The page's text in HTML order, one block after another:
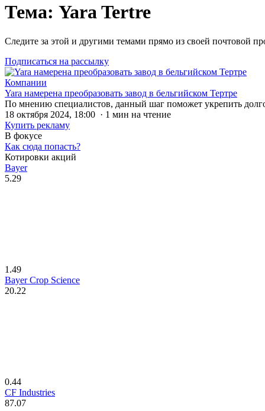
Тема: Yara Tertre
Следите за этой и другими темами прямо из своей почтовой
Подписаться на рассылку
Компании
Yara намерена преобразовать завод в бельгийском Тертре
По мнению специалистов, данный шаг поможет укрепить
18 октября 2024, 18:00 · 1 мин на чтение
Купить рекламу
В фокусе
Как сюда попасть?
Котировки акций
Bayer
5.29
1.49
Bayer Crop Science
20.22
0.44
CF Industries
87.07